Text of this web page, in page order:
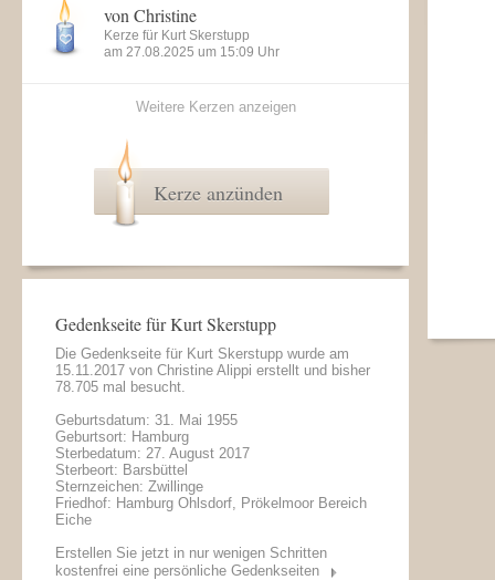
von Christine
Kerze für Kurt Skerstupp
am 27.08.2025 um 15:09 Uhr
Weitere Kerzen anzeigen
Kerze anzünden
Gedenkseite für Kurt Skerstupp
Die Gedenkseite für Kurt Skerstupp wurde am
15.11.2017 von Christine Alippi erstellt und bisher
78.705 mal besucht.
Geburtsdatum: 31. Mai 1955
Geburtsort: Hamburg
Sterbedatum: 27. August 2017
Sterbeort: Barsbüttel
Sternzeichen: Zwillinge
Friedhof: Hamburg Ohlsdorf, Prökelmoor Bereich
Eiche
Erstellen Sie jetzt in nur wenigen Schritten
kostenfrei eine persönliche Gedenkseiten